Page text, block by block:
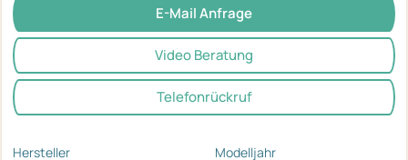
E-Mail Anfrage
Video Beratung
Telefonrückruf
Hersteller
Modelljahr